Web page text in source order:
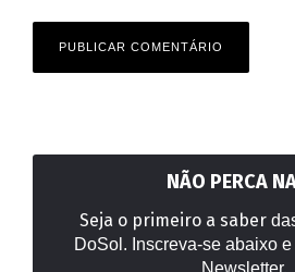
NÃO PERCA
Seja o primeiro a saber
DoSol. Inscreva-se abaixo